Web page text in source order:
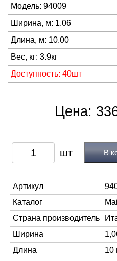
Модель: 94009
Ширина, м: 1.06
Длина, м: 10.00
Вес, кг: 3.9кг
Доступность: 40шт
Цена:
В
Артикул
Каталог
Страна производитель
Ширина
Длина
10